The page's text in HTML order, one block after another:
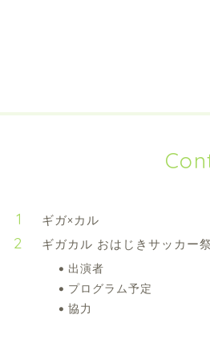
ギガ×カル
ギガカル おはじきサッカー
出演者
プログラム予定
協力